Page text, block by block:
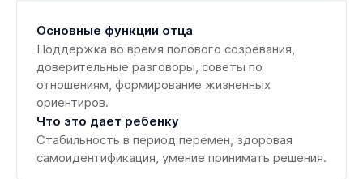
Основные функции отца
Поддержка во время полового созревания,
доверительные разговоры, советы по
отношениям, формирование жизненных
ориентиров.
Что это дает ребенку
Стабильность в период перемен, здоровая
самоидентификация, умение принимать решения.